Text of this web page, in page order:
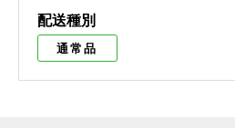
配送種別
通常品